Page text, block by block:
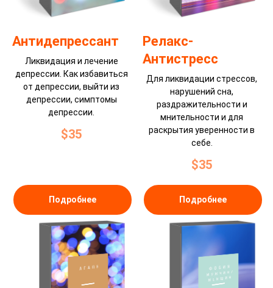
Антидепрессант
Ликвидация и лечение
депрессии. Как избавиться
от депрессии, выйти из
депрессии, симптомы
депрессии.
$35
Подробнее
Релакс-
Антистресс
Для ликвидации стрессов,
нарушений сна,
раздражительности и
мнительности и для
раскрытия уверенности в
себе.
$35
Подробнее